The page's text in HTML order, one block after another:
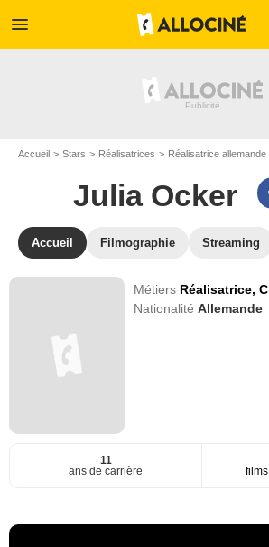
menu
Accueil Stars Réalisatrices Réalisatrice allemande
Julia Ocker
Accueil Filmographie Streaming
Métiers Réalisatrice,
NationalitéAllemande
11
ans de carrière